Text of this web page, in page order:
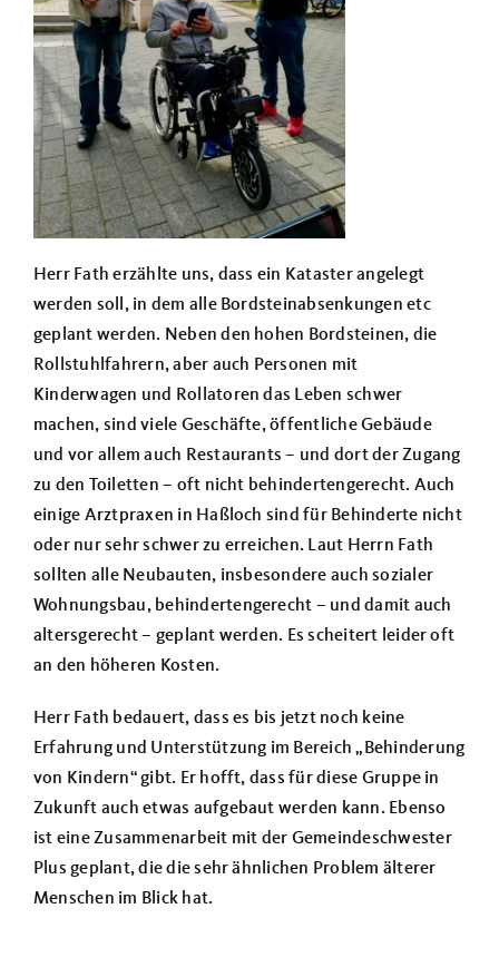
Herr Fath erzählte uns, dass ein Kataster angelegt
werden soll, in dem alle Bordsteinabsenkungen etc
geplant werden. Neben den hohen Bordsteinen, die
Rollstuhlfahrern, aber auch Personen mit
Kinderwagen und Rollatoren das Leben schwer
machen, sind viele Geschäfte, öffentliche Gebäude
und vor allem auch Restaurants – und dort der Zugang
zu den Toiletten – oft nicht behindertengerecht. Auch
einige Arztpraxen in Haßloch sind für Behinderte nicht
oder nur sehr schwer zu erreichen. Laut Herrn Fath
sollten alle Neubauten, insbesondere auch sozialer
Wohnungsbau, behindertengerecht – und damit auch
altersgerecht – geplant werden. Es scheitert leider oft
an den höheren Kosten.
Herr Fath bedauert, dass es bis jetzt noch keine
Erfahrung und Unterstützung im Bereich „Behinderung
von Kindern“ gibt. Er hofft, dass für diese Gruppe in
Zukunft auch etwas aufgebaut werden kann. Ebenso
ist eine Zusammenarbeit mit der Gemeindeschwester
Plus geplant, die die sehr ähnlichen Problem älterer
Menschen im Blick hat.